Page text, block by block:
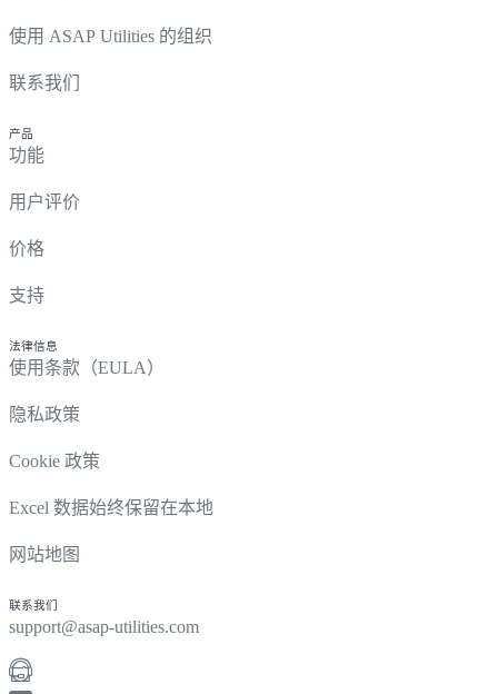
使用 ASAP Utilities 的组织
联系我们
产品
功能
用户评价
价格
支持
法律信息
使用条款（EULA）
隐私政策
Cookie 政策
Excel 数据始终保留在本地
网站地图
联系我们
support@asap-utilities.com